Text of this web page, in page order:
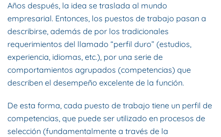
Años después, la idea se traslada al mundo
empresarial. Entonces, los puestos de trabajo pasan a
describirse, además de por los tradicionales
requerimientos del llamado “perfil duro” (estudios,
experiencia, idiomas, etc.), por una serie de
comportamientos agrupados (competencias) que
describen el desempeño excelente de la función.
De esta forma, cada puesto de trabajo tiene un perfil de
competencias, que puede ser utilizado en procesos de
selección (fundamentalmente a través de la